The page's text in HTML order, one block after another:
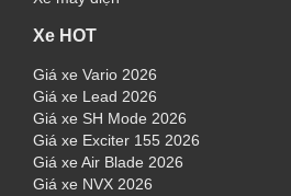
Xe HOT
Giá xe Vario 2026
Giá xe Lead 2026
Giá xe SH Mode 2026
Giá xe Exciter 155 2026
Giá xe Air Blade 2026
Giá xe NVX 2026